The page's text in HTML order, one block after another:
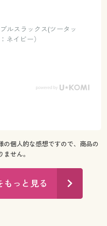
ルスラックス(ツータッ
ネイビー）
個人的な感想ですので、商品の
せん。
もっと見る